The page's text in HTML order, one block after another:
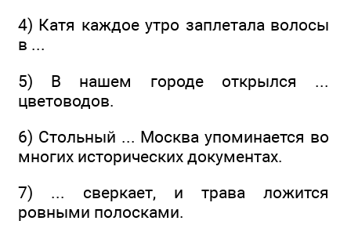
4) Катя каждое утро заплетала волосы
в ...
5) В нашем городе открылся ...
цветоводов.
6) Стольный ... Москва упоминается во
многих исторических документах.
7) ... сверкает, и трава ложится
ровными полосками.